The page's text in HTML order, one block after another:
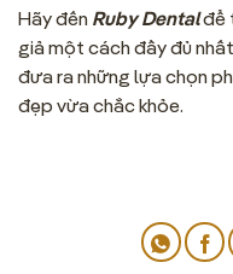
Hãy đến Ruby Dentalđể
giả một cách đầy đủ
đưa ra những lựa chọn
đẹp vừa chắc khỏe.